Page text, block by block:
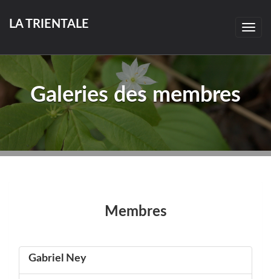
LA TRIENTALE
Galeries des membres
Membres
Gabriel Ney